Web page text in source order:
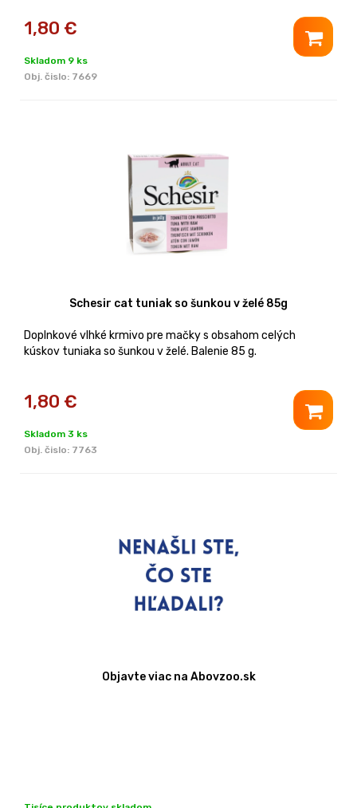
1,80 €
Skladom 9 ks
Obj. čislo: 7669
Schesir cat tuniak so šunkou v želé 85g
Doplnkové vlhké krmivo pre mačky s obsahom celých
kúskov tuniaka so šunkou v želé. Balenie 85 g.
1,80 €
Skladom 3 ks
Obj. čislo: 7763
Objavte viac na Abovzoo.sk